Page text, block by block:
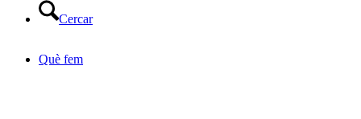
Cercar
Què fem